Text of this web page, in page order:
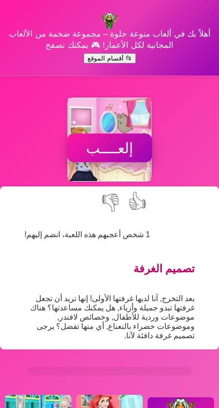
أهلاً بك في ألعاب منوعة حلوة – مجموعة ضخمة من الألعاب
المجانية لكل الأعمار! 🎮 يمكنك تصفح
📂 أقسام الموقع
إلعــــب
👍
👎
1 شخص أعجبهم هذه اللعبة، انضم إليهم!
تصميم الغرفة
بعد التخرج, آنا لديها غرفتها الأولى! إنها تريد أن تجعل
غرفتها تبدو جميلة وأزياء, هل يمكنك مساعدتها؟ هناك
موضوعات وردية للأطفال, وخصائص لافندر,
وموضوعات خضراء بالنعناع, أي منها تفضل؟ يرجى
تصميم غرفة دافئة لآنا.